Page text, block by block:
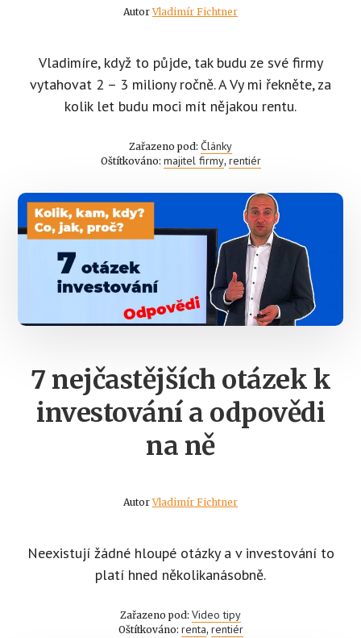
AutorVladimír Fichtner
Vladimíre, když to půjde, tak budu ze své firmy
vytahovat 2 – 3 miliony ročně. A Vy mi řekněte, za
kolik let budu moci mít nějakou rentu.
Zařazeno pod: Články
Oštítkováno: majitel firmy, rentiér
7 nejčastějších otázek k
investování a odpovědi
na ně
AutorVladimír Fichtner
Neexistují žádné hloupé otázky a v investování to
platí hned několikanásobně.
Zařazeno pod: Video tipy
Oštítkováno: renta, rentiér